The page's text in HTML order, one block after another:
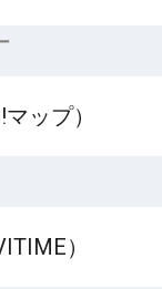
ップ）
）